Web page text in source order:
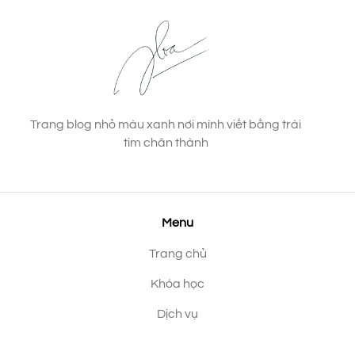
Trang blog nhỏ màu xanh nơi mình viết bằng trái
tim chân thành
Menu
Trang chủ
Khóa học
Dịch vụ